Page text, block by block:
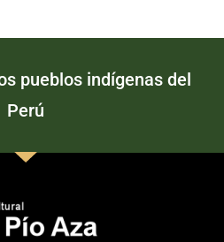
pueblos indígenas del
Perú